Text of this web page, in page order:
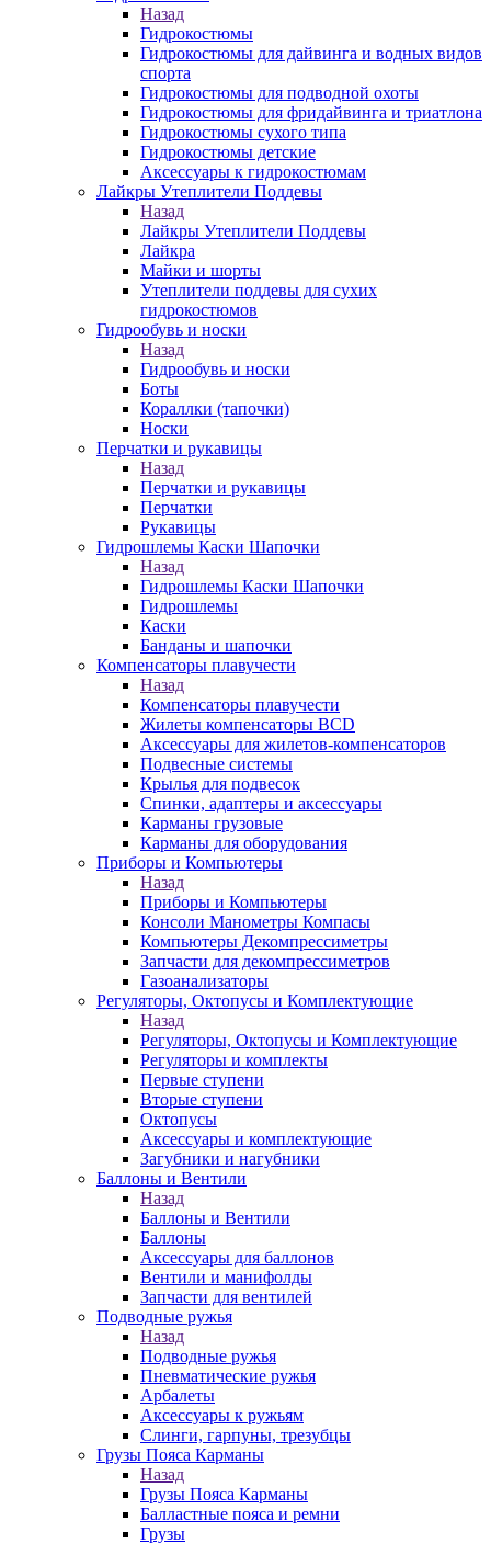
Назад
Гидрокостюмы
Гидрокостюмы для дайвинга и водных видов
спорта
Гидрокостюмы для подводной охоты
Гидрокостюмы для фридайвинга и триатлона
Гидрокостюмы сухого типа
Гидрокостюмы детские
Аксессуары к гидрокостюмам
Лайкры Утеплители Поддевы
Назад
Лайкры Утеплители Поддевы
Лайкра
Майки и шорты
Утеплители поддевы для сухих
гидрокостюмов
Гидрообувь и носки
Назад
Гидрообувь и носки
Боты
Кораллки (тапочки)
Носки
Перчатки и рукавицы
Назад
Перчатки и рукавицы
Перчатки
Рукавицы
Гидрошлемы Каски Шапочки
Назад
Гидрошлемы Каски Шапочки
Гидрошлемы
Каски
Банданы и шапочки
Компенсаторы плавучести
Назад
Компенсаторы плавучести
Жилеты компенсаторы BCD
Аксессуары для жилетов-компенсаторов
Подвесные системы
Крылья для подвесок
Спинки, адаптеры и аксессуары
Карманы грузовые
Карманы для оборудования
Приборы и Компьютеры
Назад
Приборы и Компьютеры
Консоли Манометры Компасы
Компьютеры Декомпрессиметры
Запчасти для декомпрессиметров
Газоанализаторы
Регуляторы, Октопусы и Комплектующие
Назад
Регуляторы, Октопусы и Комплектующие
Регуляторы и комплекты
Первые ступени
Вторые ступени
Октопусы
Аксессуары и комплектующие
Загубники и нагубники
Баллоны и Вентили
Назад
Баллоны и Вентили
Баллоны
Аксессуары для баллонов
Вентили и манифолды
Запчасти для вентилей
Подводные ружья
Назад
Подводные ружья
Пневматические ружья
Арбалеты
Аксессуары к ружьям
Слинги, гарпуны, трезубцы
Грузы Пояса Карманы
Назад
Грузы Пояса Карманы
Балластные пояса и ремни
Грузы